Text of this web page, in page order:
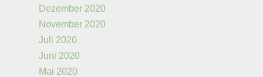
Dezember 2020
November 2020
Juli 2020
Juni 2020
Mai 2020